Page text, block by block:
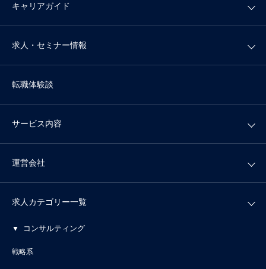
キャリアガイド
求人・セミナー情報
転職体験談
サービス内容
運営会社
求人カテゴリー一覧
コンサルティング
戦略系